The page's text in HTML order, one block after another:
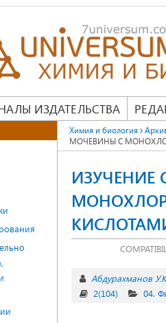
ИЗДАТЕЛЬСТВА
Химия и биология
МОЧЕВИНЫ С
Абдурахманов
2(104)
04.